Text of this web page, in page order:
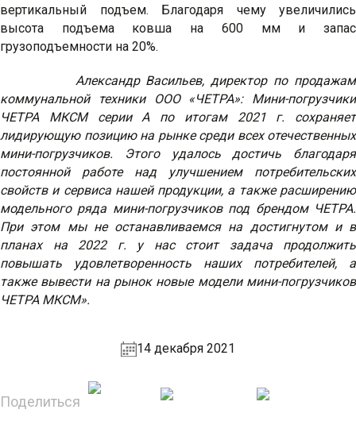
вертикальный подъем. Благодаря чему увеличились
высота подъема ковша на 600 мм и запас
грузоподъемности на 20%.
Александр Васильев, директор по продажам
коммунальной техники ООО «ЧЕТРА»: Мини-погрузчики
ЧЕТРА МКСМ серии А по итогам 2021 г. сохраняет
лидирующую позицию на рынке среди всех отечественных
мини-погрузчиков. Этого удалось достичь благодаря
постоянной работе над улучшением потребительских
свойств и сервиса нашей продукции, а также расширению
модельного ряда мини-погрузчиков под брендом ЧЕТРА.
При этом мы не останавливаемся на достигнутом и в
планах на 2022 г. у нас стоит задача продолжить
повышать удовлетворенность наших потребителей, а
также вывести на рынок новые модели мини-погрузчиков
ЧЕТРА МКСМ».
Поделиться
14 декабря 2021